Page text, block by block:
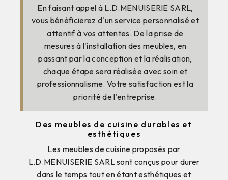
En faisant appel à L.D.MENUISERIE SARL,
vous bénéficierez d'un service personnalisé et
attentif à vos attentes. De la prise de
mesures à l'installation des meubles, en
passant par la conception et la réalisation,
chaque étape sera réalisée avec soin et
professionnalisme. Votre satisfaction est la
priorité de l'entreprise.
Des meubles de cuisine durables et
esthétiques
Les meubles de cuisine proposés par
L.D.MENUISERIE SARL sont conçus pour durer
dans le temps tout en étant esthétiques et